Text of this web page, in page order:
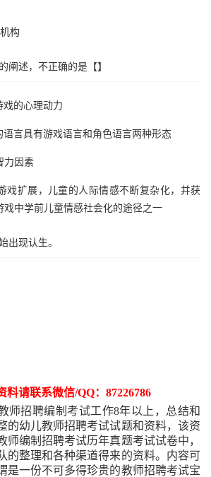
构
阐述，不正确的是【】
戏的心理动力
语言具有游戏语言和角色语言两种形态
力因素
戏扩展，儿童的人际情感不断复杂化，并获
戏中学前儿童情感社会化的途径之一
出现认生。
料请联系微信/QQ：87226786
师招聘编制考试工作8年以上，总结和
的幼儿教师招聘考试试题和资料，该资
师编制招聘考试历年真题考试试卷中，
的整理和各种渠道得来的资料。内容可
是一份不可多得珍贵的教师招聘考试宝